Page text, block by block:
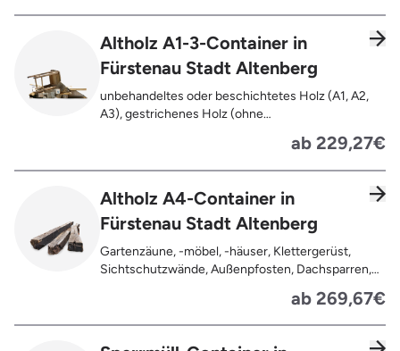
Altholz A1-3-Container in
Fürstenau Stadt Altenberg
unbehandeltes oder beschichtetes Holz (A1, A2,
A3), gestrichenes Holz (ohne
Oberflächenbehandlung wie Anstrich, Lasur,
Lackierung ), kleine Anhaftungen wie Nägel,
Schrauben oder Scharniere , Möbel und Türen,
Holz (z.B. Paletten, Bauholz),
Holzweichfaserplatten, Holzkisten,
ab 229,27€
Altholz A4-Container in
Fürstenau Stadt Altenberg
Gartenzäune, -möbel, -häuser, Klettergerüst,
Sichtschutzwände, Außenpfosten, Dachsparren,
behandeltes Holz (=schadstoffbelastet),
Verfaultes oder verbranntes Holz, Fensterrahmen,
ab 269,67€